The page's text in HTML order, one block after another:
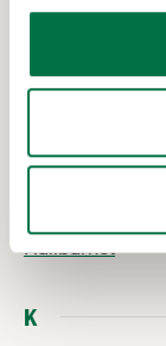
F
Frågor och
Hållbarhet
K